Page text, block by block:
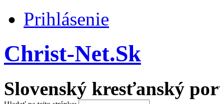
Prihlásenie
Christ-Net.Sk
Slovenský kresťanský